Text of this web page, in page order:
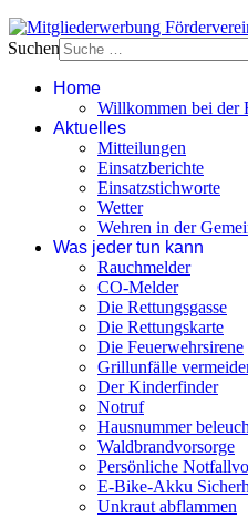
Suchen
Home
Willkommen bei der
Aktuelles
Mitteilungen
Einsatzberichte
Einsatzstichworte
Wetter
Wehren in der
Was jeder tun kann
Rauchmelder
CO-Melder
Die Rettungsgasse
Die Rettungskarte
Die Feuerwehrsirene
Grillunfälle
Der Kinderfinder
Notruf
Hausnummer
Waldbrandvorsorge
Persönliche
E-Bike-Akku
Unkraut abflammen